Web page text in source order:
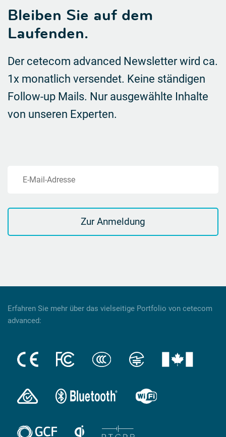
Bleiben Sie auf dem
Laufenden.
Der cetecom advanced Newsletter wird ca.
1x monatlich versendet. Keine ständigen
Follow-up Mails. Nur ausgewählte Inhalte
von unseren Experten.
E-Mail-Adresse
Zur Anmeldung
Erfahren Sie mehr über das vielseitige Portfolio von cetecom
advanced: